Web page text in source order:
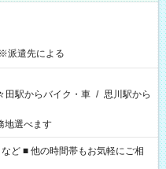
派遣先による
田駅からバイク・車 / 思川駅から
選べます
にご相